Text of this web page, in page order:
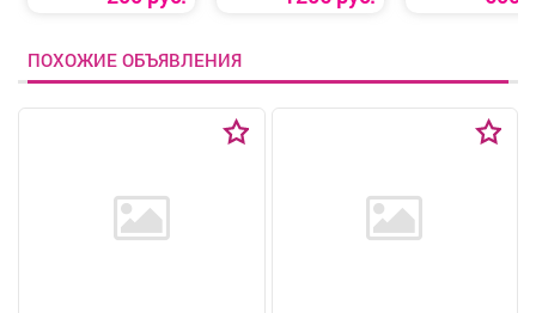
«Термопривод 300С»
ПОХОЖИЕ ОБЪЯВЛЕНИЯ